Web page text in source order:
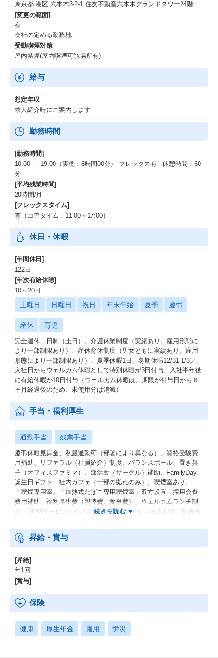
東京都 港区 六本木3-2-1 住友不動産六本木グランドタワー24階
[変更の範囲]
有
会社の定める勤務地
受動喫煙対策
屋内禁煙(屋内喫煙可能場所有)
給与
想定年収
求人紹介時にご案内します
勤務時間
[勤務時間]
10:00 ～ 19:00（実働：8時間00分） フレックス有 休憩時間：60
分
[平均残業時間]
20時間/月
[フレックスタイム]
有（コアタイム：11:00～17:00）
休日・休暇
[年間休日]
122日
[年次有給休暇]
10～20日
土曜日 日曜日 祝日 年末年始 夏季 慶弔
産休 育児
完全週休二日制（土日）、介護休業制度（実績あり。雇用形態に
より一部制限あり）、産休育休制度（男女ともに実績あり。雇用
形態により一部制限あり）、夏季休暇1日、冬期休暇12/31-1/3／、
入社日からウェルカム休暇として特別休暇が3日付与、入社半年後
に有給休暇が10日付与（ウェルカム休暇は、期限が付与日から６
ヶ月経過後のため、未使用分は消滅）
手当・福利厚生
通勤手当 残業手当
慶弔休暇見舞金、私服通勤可（部署により異なる）、資格受験費
用補助、リファラル（社員紹介）制度、バランスボール、置き菓
子（オフィスファミマ）、部活動（サークル）補助、FamilyDay、
誕生日ギフト、社内カフェ（一部の拠点のみ）、喫煙室あり、
「喫煙専用室」「加熱式たばこ専用喫煙室」双方設置、採用会食
費用補助、福利厚生費（親睦費、食事費）、ウェルカムランチ制
度、DMMサービスの社内割引、在宅系サービス法人割引、飲食系
昇給・賞与
[昇給]
年1回
[賞与]
保険
健康 厚生年金 雇用 労災